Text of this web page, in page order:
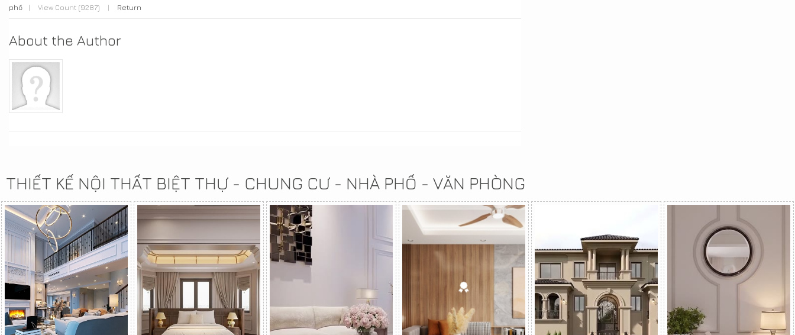
phố
| View Count (9287) | Return
About the Author
THIẾT KẾ NỘI THẤT BIỆT THỰ - CHUNG CƯ - NHÀ PHỐ - VĂN PHÒNG